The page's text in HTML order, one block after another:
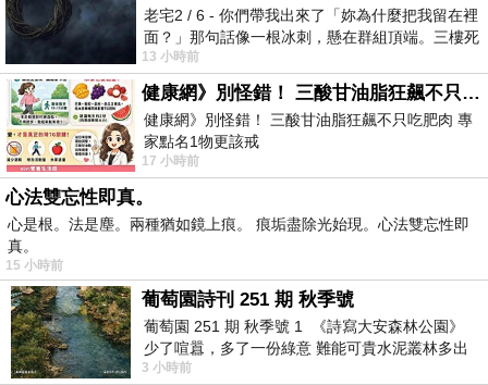
我們再看一眼從右前車窗看出去，得到的景象：這
是範圍二
範圍一跟範圍二加起來就是我們最大的可視角！
先提示一句：最大可視角涵蓋的範圍愈大，代表死
角愈小，專業術語就是盲區愈小！
所以，您發覺有哪裡不對嗎？我來告訴你。
老宅2 / 6 - 你們帶我出來了「妳為什麼把我留在裡
面？」那句話像一根冰刺，懸在群組頂端。三樓死
死盯著照片裡的人。那個人確實站在
13 小時前
健康網》別怪錯！ 三酸甘油脂狂飆不只吃肥肉 專家點名1物更該戒
健康網》別怪錯！ 三酸甘油脂狂飆不只吃肥肉 專
家點名1物更該戒
https://health.ltn.com.tw/article/breakingnews/
17 小時前
心法雙忘性即真。
心是根。法是塵。兩種猶如鏡上痕。 痕垢盡除光始現。心法雙忘性即
真。
15 小時前
葡萄園詩刊 251 期 秋季號
葡萄園 251 期 秋季號 1 《詩寫大安森林公園》
少了喧囂，多了一份綠意 難能可貴水泥叢林多出
一
3 小時前